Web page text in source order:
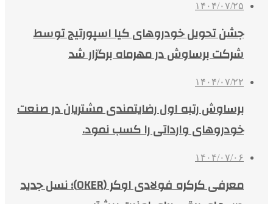
۱۴۰۴/۰۷/۲۵
جشن تحویل خودروهای کیا اسپورتیج توسط
شرکت برساوش در مهرماه برگزار شد
۱۴۰۴/۰۷/۲۲
برساوش رتبه اول رضایتمندی مشتریان در صنعت
خودروهای وارداتی را کسب نمود.
۱۴۰۴/۰۷/۰۶
معرفی کرکره فولادی اوکر (OKER)؛ نسل جدید